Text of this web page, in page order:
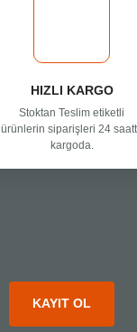
HIZLI KARGO
Stoktan Teslim etiketli
ürünlerin siparişleri 24
kargoda.
KAYIT OL